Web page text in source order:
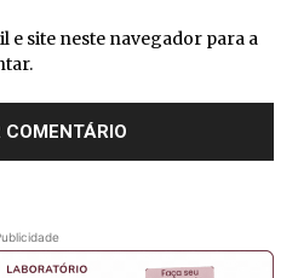
e site neste navegador para a